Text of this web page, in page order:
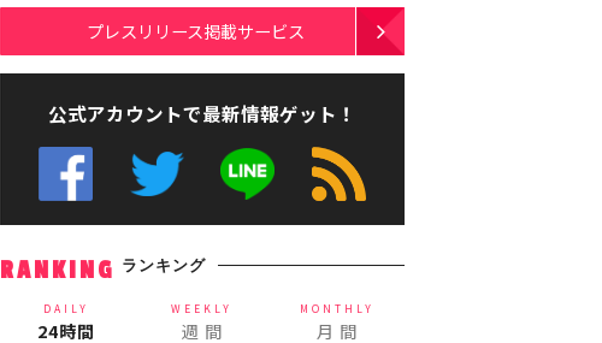
プレスリリース掲載サービス
公式アカウントで最新情報ゲット！
RANKING ランキング
DAILY
24時間
WEEKLY
週 間
MONTHLY
月 間